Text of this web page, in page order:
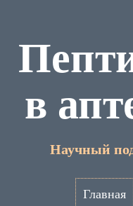
в
Научный
Главная